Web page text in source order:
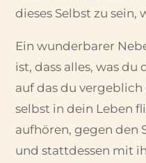
dieses Selbst zu sein,
Ein wunderbarer
ist, dass alles, was
auf das du
selbst in dein Leben
aufhören, gegen den
und stattdessen mit